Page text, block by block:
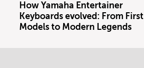
How Yamaha Entertainer
Keyboards evolved: From First
Models to Modern Legends